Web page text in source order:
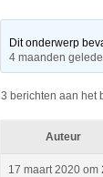
Dit onderwerp
4 maanden
3 berichten aan het
Auteur
17 maart 2020 om